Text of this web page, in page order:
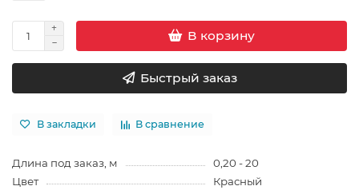
В корзину
Быстрый заказ
В закладки В сравнение
Длина под заказ, м
0,20 - 20
Цвет
Красный